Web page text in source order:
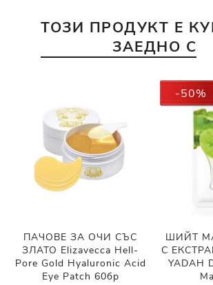
ТОЗИ ПРОДУКТ Е
ЗАЕДНО С
ПАЧОВЕ ЗА ОЧИ СЪС
ЗЛАТО Elizavecca Hell-
Pore Gold Hyaluronic Acid
Eye Patch 60бр
-50%
ШИЙТ
С
YADAH